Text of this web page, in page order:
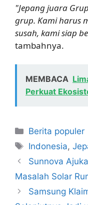
"Jepang juara
grup. Kami harus
susah, kami siap
tambahnya.
MEMBACA
Perkuat
Kategori
Berita populer
Tag
Indonesia,
Sunnova
Masalah Solar
Samsung